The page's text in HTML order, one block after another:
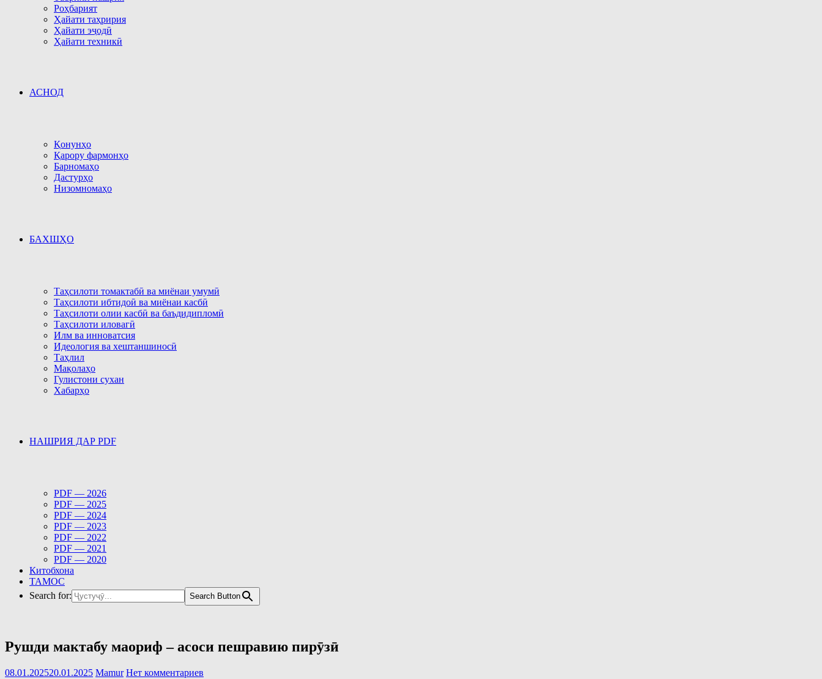
Роҳбарият
Ҳайати таҳририя
Ҳайати эҷодӣ
Ҳайати техникӣ
АСНОД
Қонунҳо
Қарору фармонҳо
Барномаҳо
Дастурҳо
Низомномаҳо
БАХШҲО
Таҳсилоти томактабӣ ва миёнаи умумӣ
Таҳсилоти ибтидоӣ ва миёнаи касбӣ
Таҳсилоти олии касбӣ ва баъдидипломӣ
Таҳсилоти иловагӣ
Илм ва инноватсия
Идеология ва хештаншиносӣ
Таҳлил
Мақолаҳо
Гулистони сухан
Хабарҳо
НАШРИЯ ДАР PDF
PDF — 2026
PDF — 2025
PDF — 2024
PDF — 2023
PDF — 2022
PDF — 2021
PDF — 2020
Китобхона
ТАМОС
Search for:
Search Button
Рушди мактабу маориф – асоси пешравию пирӯзӣ
08.01.202520.01.2025 Mamur Нет комментариев